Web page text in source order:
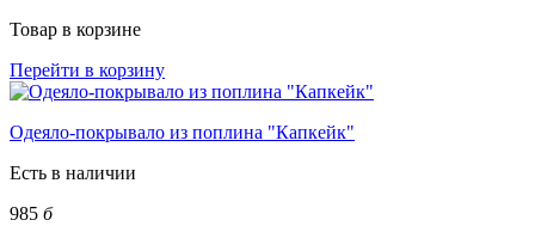
Товар в корзине
Перейти в корзину
Одеяло-покрывало из поплина "Капкейк"
Есть в наличии
985 б